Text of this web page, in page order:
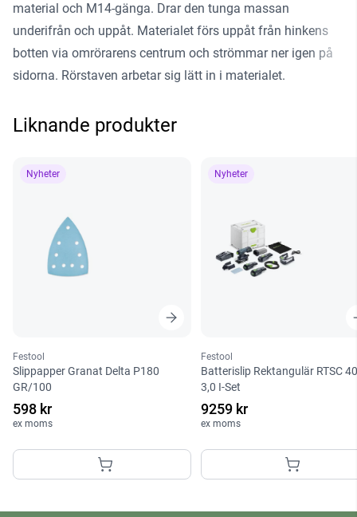
material och M14-gänga. Drar den tunga massan
underifrån och uppåt. Materialet förs uppåt från hinkens
botten via omrörarens centrum och strömmar ner igen på
sidorna. Rörstaven arbetar sig lätt in i materialet.
Liknande produkter
Nyheter
Festool
Slippapper Granat Delta P180
GR/100
598 kr
ex moms
Nyheter
Festool
Batterislip Rektangulär RTSC
3,0 I-Set
9259 kr
ex moms